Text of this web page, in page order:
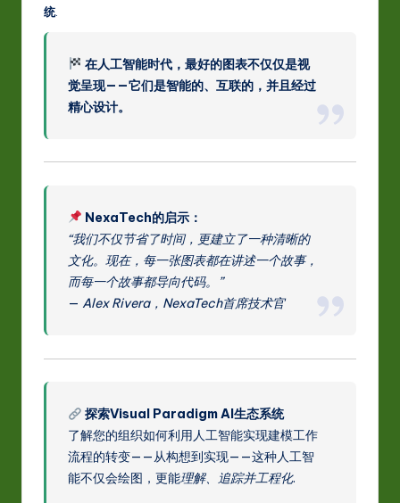
统.
在人工智能时代，最好的图表不仅仅是视
觉呈现——它们是智能的、互联的，并且经过
精心设计。
NexaTech的启示：
“我们不仅节省了时间，更建立了一种清晰的
文化。现在，每一张图表都在讲述一个故事，
而每一个故事都导向代码。”
—Alex Rivera，NexaTech首席技术官
探索Visual Paradigm AI生态系统
了解您的组织如何利用人工智能实现建模工作
流程的转变——从构想到实现——这种人工智
能不仅会绘图，更能理解、追踪并工程化.